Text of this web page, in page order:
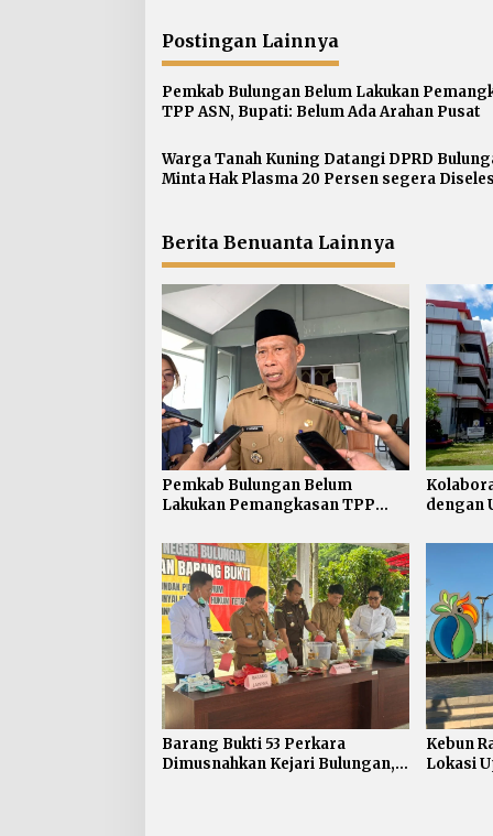
i
g
a
s
p
o
Postingan Lainnya
Pemkab Bulungan Belum Lakukan
TPP ASN, Bupati: Belum Ada Arahan Pusat
Warga Tanah Kuning Datangi DPRD
Minta Hak Plasma 20 Persen segera
Berita Benuanta Lainnya
Pemkab Bulungan Belum
Lakukan Pemangkasan TPP
Pusat
dengan
Barang Bukti 53 Perkara
Dimusnahkan Kejari Bulungan,
Kebun
Lokasi